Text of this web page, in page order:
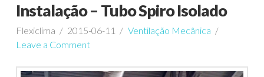
Instalação – Tubo Spiro Isolado
Flexiclima 2015-06-11
Ventilação Mecânica
Leave a Comment